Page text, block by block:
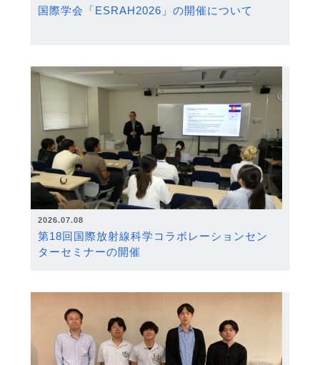
国際学会「ESRAH2026」の開催について
2026.07.08
第18回国際放射線科学コラボレーションセン
ターセミナーの開催